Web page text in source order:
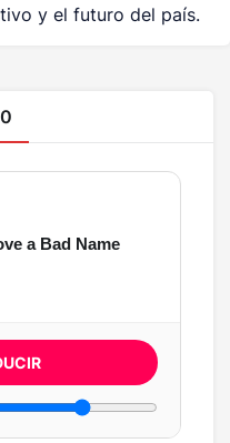
y el futuro del país.
a Bad Name